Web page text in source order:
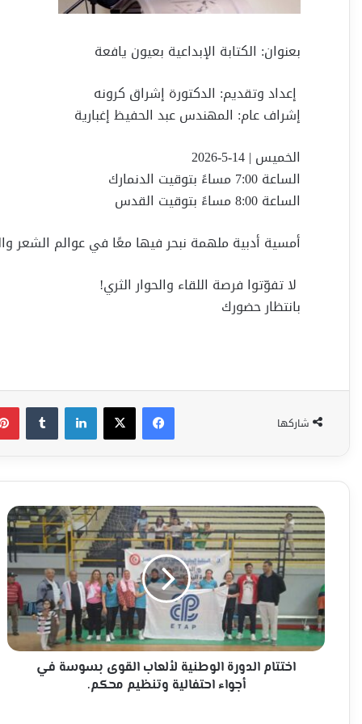
بعنوان: الكتابة الإبداعية بعيون يافعة
إعداد وتقديم: الدكتورة إشراق كرونه
إشراف عام: المهندس عبد الحفيظ إغبارية
الخميس | 14-5-2026
الساعة 7:00 مساءً بتوقيت الدنمارك
الساعة 8:00 مساءً بتوقيت القدس
أمسية أدبية ملهمة نبحر فيها معًا في عوالم الشعر
لا تفوّتوا فرصة اللقاء والحوار الثري!
بانتظار حضورك
شاركها
فيسبوك‫X لينكدإن
اختتام
الدورة
الوطنية
لألعاب
القوى
بسوسة
في
أجواء
احتفالية
وتنظيماختتام الدورة الوطنية لألعاب القوى بسوسة في
أجواء احتفالية وتنظيم محكم.